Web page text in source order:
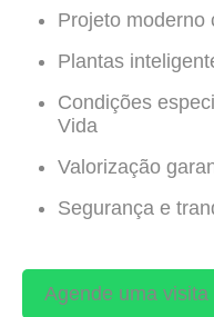
Projeto moderno
Plantas
Condições
Vida
Valorização
Segurança e
Agende uma